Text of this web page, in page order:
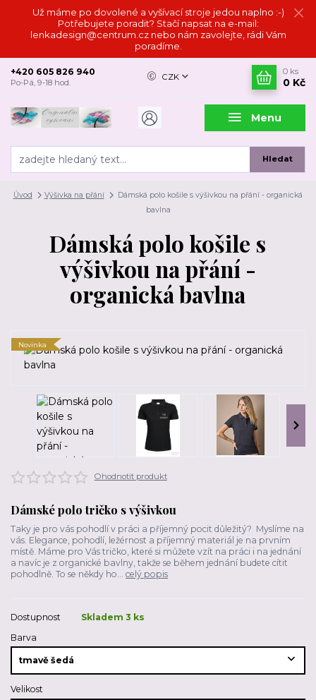
Už máme po dovolené a vyšívací stroje jedou naplno :-)
Potřebujete poradit? Stačí napsat na e-mail:
lenkadesign@centrum.cz nebo nám zavolejte, rádi Vám
poradíme.
Menu
CZK
Hledat
+420 605 826 940
Po-Pá, 9-18 hod.
0 ks
0 Kč
Úvod Výšivka na přání
Dámská polo košile s výšivkou na přání - organická
bavlna
Dámská polo košile s
výšivkou na přání -
organická bavlna
Novinka
Ohodnotit produkt
Dámské polo tričko s výšivkou
Taky je pro vás pohodlí v práci a příjemný pocit důležitý? Myslíme na
vás. Elegance, pohodlí, ležérnost a příjemný materiál je na prvním
místě. Máme pro Vás tričko, které si můžete vzít na práci i na jednání
a navíc je z organické bavlny, takže se během jednání budete cítit
pohodlně. To se někdy ho... celý popis
Dostupnost
Skladem 3 ks
Barva
Velikost